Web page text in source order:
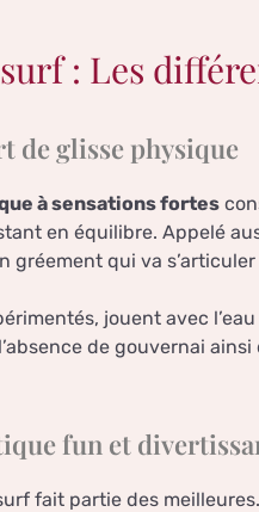
: Les
de glisse physique
à sensations fortes
en équilibre. Appelé
gréement qui va
jouent avec
de gouvernai
fun et
fait partie des